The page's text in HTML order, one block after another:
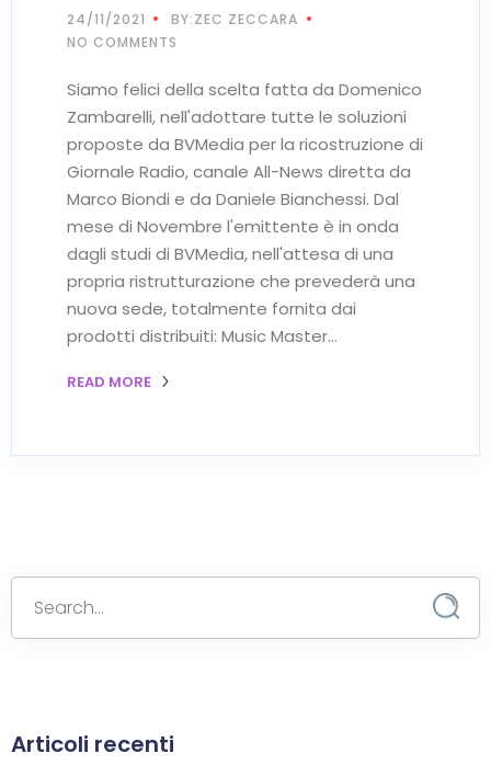
24/11/2021
BY:ZEC ZECCARA
NO COMMENTS
Siamo felici della scelta fatta da Domenico
Zambarelli, nell'adottare tutte le soluzioni
proposte da BVMedia per la ricostruzione di
Giornale Radio, canale All-News diretta da
Marco Biondi e da Daniele Bianchessi. Dal
mese di Novembre l'emittente è in onda
dagli studi di BVMedia, nell'attesa di una
propria ristrutturazione che prevederà una
nuova sede, totalmente fornita dai
prodotti distribuiti: Music Master…
READ MORE
Articoli recenti